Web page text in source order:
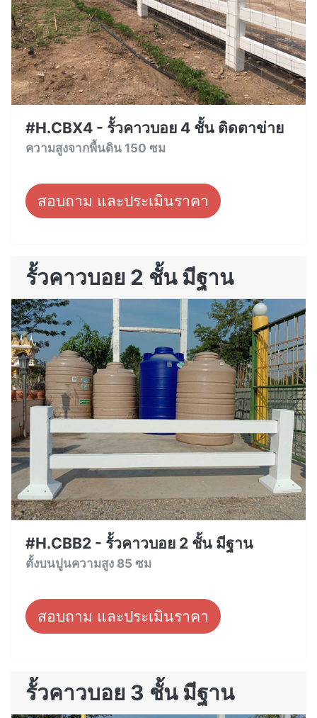
#H.CBX4 - รั้วคาวบอย 4 ชั้น ติดตาข่าย
ความสูงจากพื้นดิน 150 ซม
สอบถาม และประเมินราคา
รั้วคาวบอย 2 ชั้น มีฐาน
#H.CBB2 - รั้วคาวบอย 2 ชั้น มีฐาน
ตั้งบนปูนความสูง 85 ซม
สอบถาม และประเมินราคา
รั้วคาวบอย 3 ชั้น มีฐาน